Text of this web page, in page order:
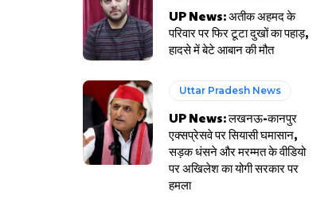
UP News: अतीक अहमद के
परिवार पर फिर टूटा दुखों का पहाड़,
हादसे में बेटे आबान की मौत
Uttar Pradesh News
UP News: लखनऊ-कानपुर
एक्सप्रेसवे पर सियासी घमासान,
सड़क धंसने और मरम्मत के वीडियो
पर अखिलेश का योगी सरकार पर
हमला